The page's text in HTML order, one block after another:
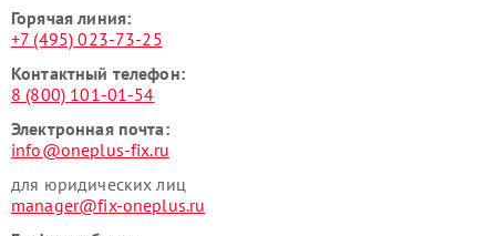
Горячая линия:
+7 (495) 023-73-25
Контактный телефон:
8 (800) 101-01-54
Электронная почта:
info@oneplus-fix.ru
для юридических лиц
manager@fix-oneplus.ru